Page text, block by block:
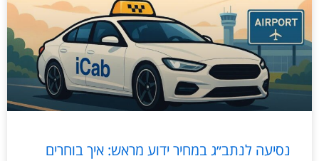
נסיעה לנתב״ג במחיר ידוע מראש: איך בוחרים